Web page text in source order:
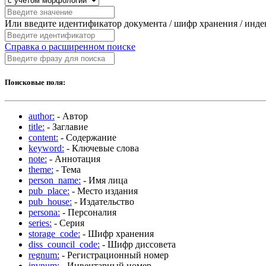
Или введите идентификатор документа / шифр хранения /
Справка о расширенном поиске
Поисковые поля:
author: - Автор
title: - Заглавие
content: - Содержание
keyword: - Ключевые слова
note: - Аннотация
theme: - Тема
person_name: - Имя лица
pub_place: - Место издания
pub_house: - Издательство
persona: - Персоналия
series: - Серия
storage_code: - Шифр хранения
diss_council_code: - Шифр диссовета
regnum: - Регистрационный номер